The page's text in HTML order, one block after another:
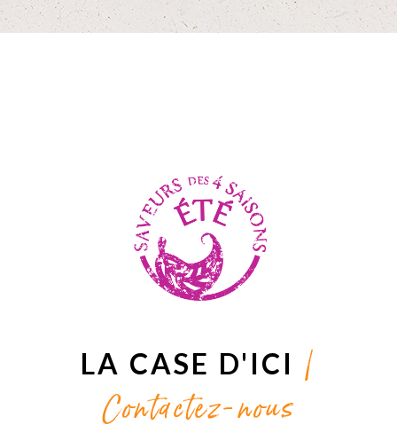
LA CASE D'ICI |
Contactez-nous